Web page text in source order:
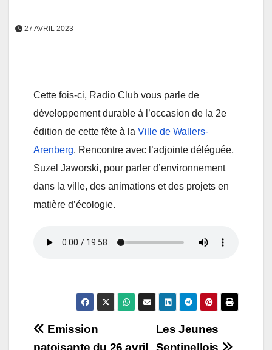
27 AVRIL 2023
Cette fois-ci, Radio Club vous parle de
développement durable à l’occasion de la 2e
édition de cette fête à la Ville de Wallers-
Arenberg. Rencontre avec l’adjointe déléguée,
Suzel Jaworski, pour parler d’environnement
dans la ville, des animations et des projets en
matière d’écologie.
Navigation
Les Jeunes
Sentinellois
Emission
patoisante du 26 avril